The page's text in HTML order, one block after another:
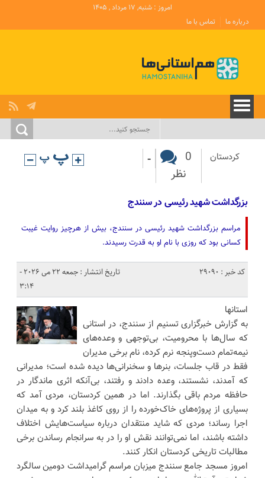
امروز : شنبه, ۱۷ مرداد , ۱۴۰۵
درباره ما
تماس با ما
کردستان
0
نظر
-
بزرگداشت شهید رئیسی در سنندج
مراسم بزرگداشت شهید رئیسی در سنندج، بیش از هرچیز روایت غیبت
کسانی بود که روزی با نام او به قدرت رسیدند.
کد خبر : 29090
تاریخ انتشار : جمعه 22 می 2026 -
3:14
استانها
به گزارش خبرگزاری تسنیم از سنندج، در استانی
که سال‌ها با محرومیت، بی‌توجهی و وعده‌های
نیمه‌تمام دست‌وپنجه نرم کرده، نام برخی مدیران
فقط در قاب جلسات، بنرها و سخنرانی‌ها دیده شده است؛ مدیرانی
که آمدند، نشستند، وعده دادند و رفتند، بی‌آنکه اثری ماندگار در
حافظه مردم باقی بگذارند. اما در همین کردستان، مردی آمد که
بسیاری از پروژه‌های خاک‌خورده را از روی کاغذ بلند کرد و به میدان
اجرا رساند؛ مردی که شاید منتقدان درباره سیاست‌هایش اختلاف
داشته باشند، اما نمی‌توانند نقش او را در به سرانجام رساندن برخی
مطالبات تاریخی کردستان انکار کنند.
امروز مسجد جامع سنندج میزبان مراسم گرامیداشت دومین سالگرد